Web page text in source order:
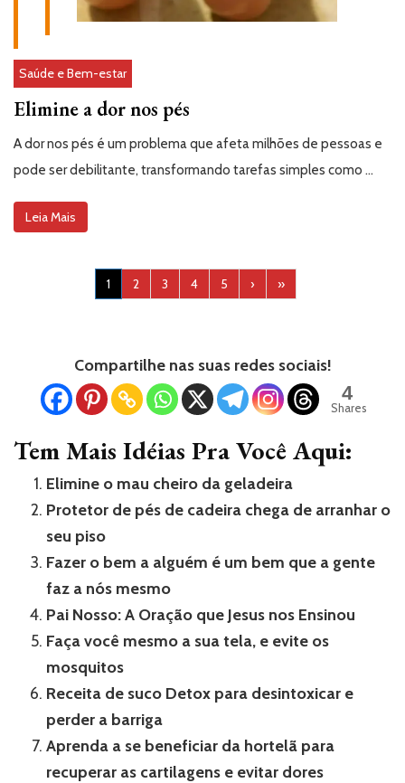
Saúde e Bem-estar
Elimine a dor nos pés
A dor nos pés é um problema que afeta milhões de pessoas e
pode ser debilitante, transformando tarefas simples como …
Leia Mais
1 2 3 4 5 › »
Compartilhe nas suas redes sociais!
4
Shares
Tem Mais Idéias Pra Você Aqui:
Elimine o mau cheiro da geladeira
Protetor de pés de cadeira chega de arranhar o
seu piso
Fazer o bem a alguém é um bem que a gente
faz a nós mesmo
Pai Nosso: A Oração que Jesus nos Ensinou
Faça você mesmo a sua tela, e evite os
mosquitos
Receita de suco Detox para desintoxicar e
perder a barriga
Aprenda a se beneficiar da hortelã para
recuperar as cartilagens e evitar dores